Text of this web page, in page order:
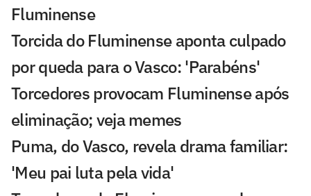
Fluminense
Torcida do Fluminense aponta culpado
por queda para o Vasco: 'Parabéns'
Torcedores provocam Fluminense após
eliminação; veja memes
Puma, do Vasco, revela drama familiar:
'Meu pai luta pela vida'